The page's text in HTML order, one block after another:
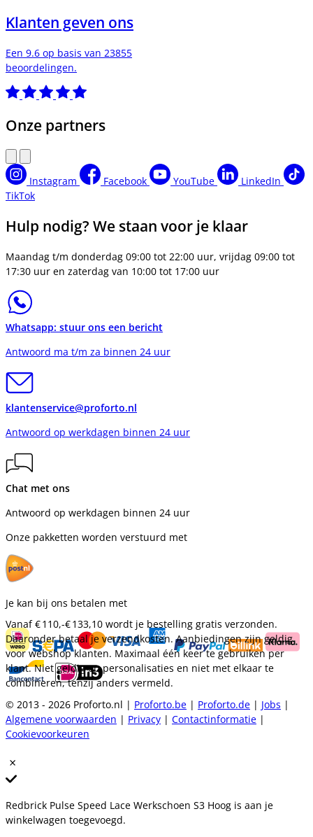
Klanten geven ons
Een 9.6 op basis van 23855
beoordelingen.
Onze partners
Instagram Facebook YouTube
LinkedIn
TikTok
Hulp nodig? We staan voor je klaar
Maandag t/m donderdag 09:00 tot 22:00 uur, vrijdag 09:00 tot
17:30 uur en zaterdag van 10:00 tot 17:00 uur
Whatsapp: stuur ons een bericht
Antwoord ma t/m za binnen 24 uur
klantenservice@proforto.nl
Antwoord op werkdagen binnen 24 uur
Chat met ons
Antwoord op werkdagen binnen 24 uur
Onze pakketten worden verstuurd met
Je kan bij ons betalen met
Vanaf€ 110,-€ 133,10 wordt je bestelling gratis verzonden.
Daaronder betaal je verzendkosten. Aanbiedingen zijn geldig
voor webshop klanten. Maximaal één keer te gebruiken per
klant. Niet geldig op personalisaties en niet met elkaar te
combineren, tenzij anders vermeld.
© 2013 - 2026 Proforto.nl | Proforto.be | Proforto.de | Jobs |
Algemene voorwaarden | Privacy | Contactinformatie |
Cookievoorkeuren
Redbrick Pulse Speed Lace Werkschoen S3 Hoog is aan je
winkelwagen toegevoegd.